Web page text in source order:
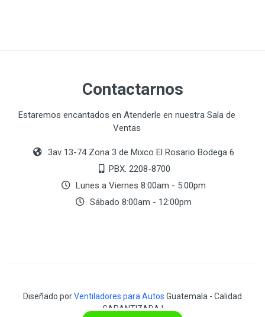
Contactarnos
Estaremos encantados en Atenderle en nuestra Sala de
Ventas
3av 13-74 Zona 3 de Mixco El Rosario Bodega 6
PBX. 2208-8700
Lunes a Viernes 8:00am - 5:00pm
Sábado 8:00am - 12:00pm
Diseñado porVentiladores para Autos Guatemala - Calidad
GARANTIZADA !